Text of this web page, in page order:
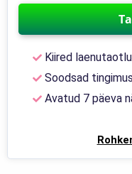
Kiired
Soodsad
Avatud 7 päeva